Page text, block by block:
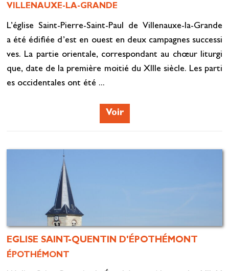
VILLENAUXE-LA-GRANDE
L’église Saint-Pierre-Saint-Paul de Villenauxe-la-Grande
a été édifiée d’est en ouest en deux campagnes successi
ves. La partie orientale, correspondant au chœur liturgi
que, date de la première moitié du XIIIe siècle. Les parti
es occidentales ont été ...
Voir
EGLISE SAINT-QUENTIN D'ÉPOTHÉMONT
ÉPOTHÉMONT